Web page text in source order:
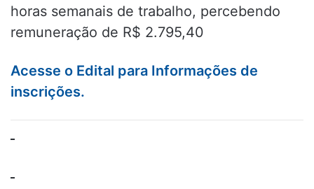
horas semanais de trabalho, percebendo
remuneração de R$ 2.795,40
Acesse o Edital para Informações de
inscrições.